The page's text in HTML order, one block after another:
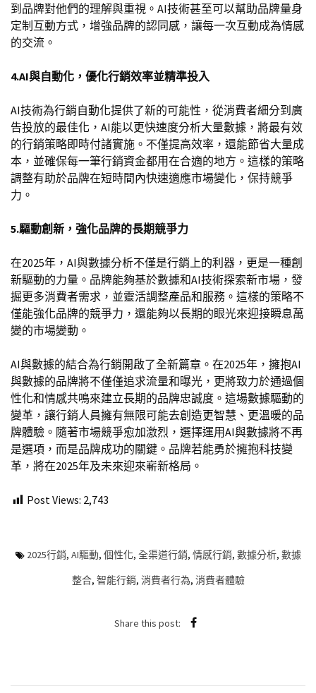
到品牌對他們的理解與重視。AI技術甚至可以幫助品牌量身
定制互動方式，增強品牌的認同感，讓每一次互動成為情感
的交流。
4.AI與自動化，優化行銷效率並精準投入
AI技術為行銷自動化提供了新的可能性，從消費者細分到廣
告投放的最佳化，AI能以更快速度分析大量數據，將最有效
的行銷策略即時付諸實施。不僅提高效率，還能節省大量成
本，並確保每一筆行銷資金都用在合適的地方。這樣的策略
調整有助於品牌在短時間內快速適應市場變化，保持競爭
力。
5.驅動創新，強化品牌的長期競爭力
在2025年，AI與數據分析不僅是行銷上的利器，更是一種創
新驅動的力量。品牌能夠基於數據和AI技術探索新市場，發
掘更多消費者需求，並靈活調整產品和服務。這樣的策略不
僅能強化品牌的競爭力，還能夠以長期的眼光來迎接瞬息萬
變的市場變動。
AI與數據的結合為行銷開啟了全新篇章。在2025年，擁抱AI
與數據的品牌將不僅僅追求流量和曝光，更將致力於通過個
性化和情感共鳴來建立長期的品牌忠誠度。這場數據驅動的
變革，讓行銷人員擁有無限可能去創造更智慧、更溫暖的品
牌體驗。隨著市場競爭愈加激烈，選擇運用AI與數據將不再
是選項，而是品牌成功的關鍵。品牌若能勇於擁抱科技變
革，將在2025年及未來迎來嶄新格局。
Post Views: 2,743
2025行銷, AI驅動, 個性化, 全渠道行銷, 情感行銷, 數據分析, 數據
整合, 智能行銷, 消費者行為, 消費者體驗
Share this post: